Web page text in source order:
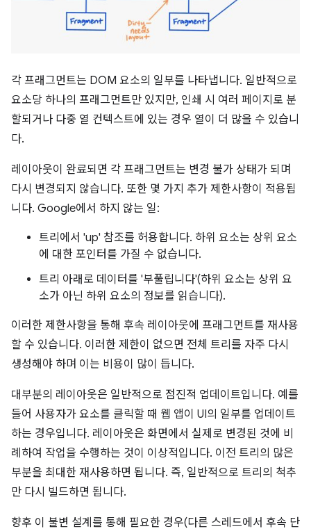
각 프래그먼트는 DOM 요소의 일부를 나타냅니다. 일반적으로
요소당 하나의 프래그먼트만 있지만, 인쇄 시 여러 페이지로 분
할되거나 다중 열 컨텍스트에 있는 경우 열이 더 많을 수 있습니
다.
레이아웃이 완료되면 각 프래그먼트는 변경 불가 상태가 되며
다시 변경되지 않습니다. 또한 몇 가지 추가 제한사항이 적용됩
니다. Google에서 하지 않는 일:
트리에서 'up' 참조를 허용합니다. 하위 요소는 상위 요소
에 대한 포인터를 가질 수 없습니다.
트리 아래로 데이터를 '부풀립니다'(하위 요소는 상위 요
소가 아닌 하위 요소의 정보를 읽습니다).
이러한 제한사항을 통해 후속 레이아웃에 프래그먼트를 재사용
할 수 있습니다. 이러한 제한이 없으면 전체 트리를 자주 다시
생성해야 하며 이는 비용이 많이 듭니다.
대부분의 레이아웃은 일반적으로 점진적 업데이트입니다. 예를
들어 사용자가 요소를 클릭할 때 웹 앱이 UI의 일부를 업데이트
하는 경우입니다. 레이아웃은 화면에서 실제로 변경된 것에 비
례하여 작업을 수행하는 것이 이상적입니다. 이전 트리의 많은
부분을 최대한 재사용하면 됩니다. 즉, 일반적으로 트리의 척추
만 다시 빌드하면 됩니다.
향후 이 불변 설계를 통해 필요한 경우(다른 스레드에서 후속 단